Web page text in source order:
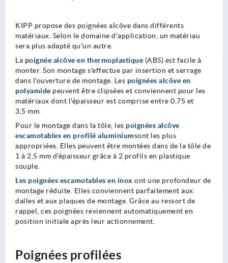
KIPP propose des poignées alcôve dans différents
matériaux. Selon le domaine d'application, un matériau
sera plus adapté qu'un autre.
La poignée alcôve en thermoplastique (ABS) est facile à
monter. Son montage s'effectue par insertion et serrage
dans l'ouverture de montage. Les poignées alcôve en
polyamide peuvent être clipsées et conviennent pour les
matériaux dont l'épaisseur est comprise entre 0,75 et
3,5 mm.
Pour le montage dans la tôle, les poignées alcôve
escamotables en profilé aluminiumsont les plus
appropriées. Elles peuvent être montées dans de la tôle de
1 à 2,5 mm d'épaisseur grâce à 2 profils en plastique
souple.
Les poignées escamotables en inox ont une profondeur de
montage réduite. Elles conviennent parfaitement aux
dalles et aux plaques de montage. Grâce au ressort de
rappel, ces poignées reviennent automatiquement en
position initiale après leur actionnement.
Poignées profilées